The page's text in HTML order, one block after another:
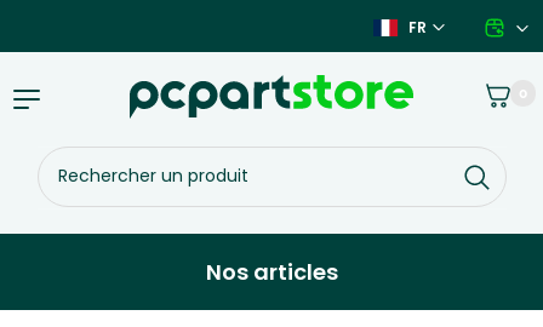
contenu
FR
Rechercher
un
produit
Panier 0
Basculer
navigation
Nos articles